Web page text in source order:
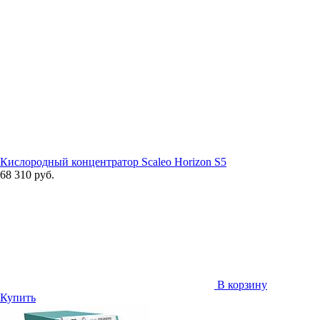
Кислородный концентратор Scaleo Horizon S5
68 310 руб.
В корзину
Купить